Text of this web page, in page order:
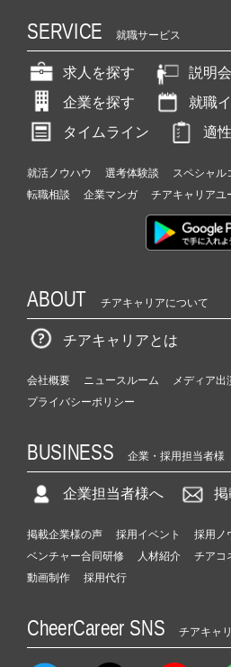
SERVICE 就職サービス
求人を探す
説明
企業を探す
就職
タイムライン
適
就活ノウハウ 選考体験談 スペシャル
転職相談
企業マンガ チアキャリアユ
ABOUT チアキャリアについて
チアキャリアとは
会社概要 ニュースルーム
メディア出
プライバシーポリシー
BUSINESS 企業・採用担当者様
企業担当者様へ 掲
掲載企業様の声 採用イベント 採用ノ
ベンチャー合同研修
人材紹介 チアコ
動画制作
採用代行
CheerCareer SNS チアキャ